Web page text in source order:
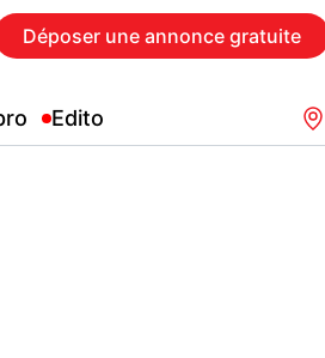
Déposer une annonce gratuite
Edito